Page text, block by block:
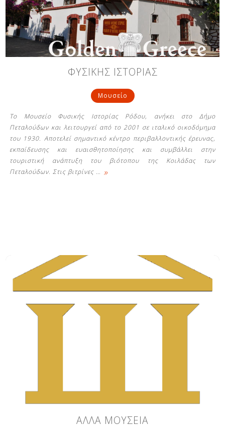
ΦΥΣΙΚΗΣ ΙΣΤΟΡΙΑΣ
Μουσείο
Το Μουσείο Φυσικής Ιστορίας Ρόδου, ανήκει στο Δήμο
Πεταλούδων και λειτουργεί από το 2001 σε ιταλικό οικοδόμημα
του 1930. Αποτελεί σημαντικό κέντρο περιβαλλοντικής έρευνας,
εκπαίδευσης και ευαισθητοποίησης και συμβάλλει στην
τουριστική ανάπτυξη του βιότοπου της Κοιλάδας των
Πεταλούδων. Στις βιτρίνες … »
ΑΛΛΑ ΜΟΥΣΕΙΑ